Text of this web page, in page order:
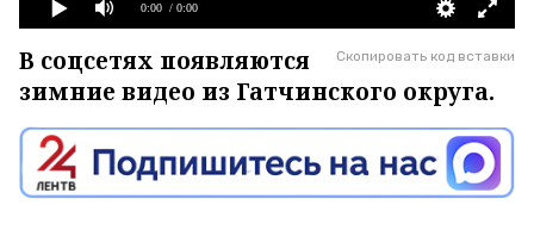
0:00 / 0:00
Скопировать код вставки
В соцсетях появляются
зимние видео из Гатчинского округа.